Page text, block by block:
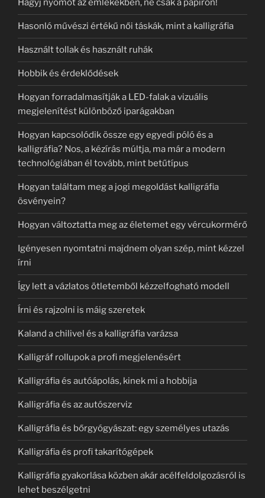
Hagyj nyomot az emlékekben, ne csak a papíron!
Hasonló művészi értékű női táskák, mint a kalligráfia
Használt tollak és használt ruhák
Hobbik és érdeklődések
Hogyan forradalmasítják a LED-falak a vizuális
megjelenítést különböző iparágakban
Hogyan kapcsolódik össze egy egyedi póló és a
kalligráfia? Nos, a kézírás múltja, ma már a modern
technológiában él tovább, mint betűtípus
Hogyan találtam meg a jogi megoldást kalligráfia
ösvényein?
Hogyan változtatta meg az életemet egy vércukormérő
Igényesen nyomtatni majdnem olyan szép, mint kézzel
írni
Így lett a vázlatos ötletemből kézzelfogható modell
Írni és rajzolni is máig szeretek
Kaland a chilivel és a kalligráfia varázsa
Kalligráf rollupok a profi megjelenésért
Kalligráfia és autóápolás, kinek mi a hobbija
Kalligráfia és az autószerviz
Kalligráfia és bőrgyógyászat: egy személyes utazás
Kalligráfia és profi takarítógépek
Kalligráfia gyakorlása közben akár acélfeldolgozásról is
lehet beszélgetni